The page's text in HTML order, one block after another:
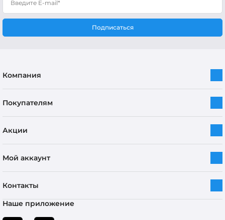
Подписаться
Компания
Покупателям
Акции
Мой аккаунт
Контакты
Наше приложение